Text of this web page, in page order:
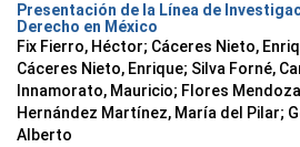
Presentación de la Línea de
Derecho en México
Fix Fierro, Héctor; Cáceres Nieto,
Cáceres Nieto, Enrique; Silva Forné,
Innamorato, Mauricio; Flores
Hernández Martínez, María del Pilar;
Alberto